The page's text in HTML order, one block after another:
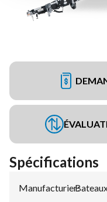
Spécifications
Manufacturier: